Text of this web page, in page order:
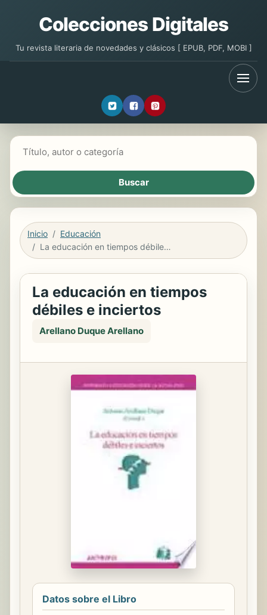
Colecciones Digitales
Tu revista literaria de novedades y clásicos [ EPUB, PDF, MOBI ]
Inicio
Educación
La educación en tiempos débiles e inciertos
La educación en tiempos
débiles e inciertos
Arellano Duque Arellano
Datos sobre el Libro